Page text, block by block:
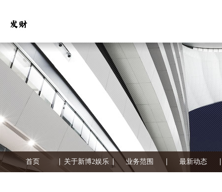
首页 关于新博2娱乐 业务范围 最新动态